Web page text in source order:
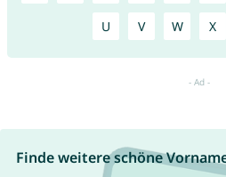
U V W X
Finde weitere schöne